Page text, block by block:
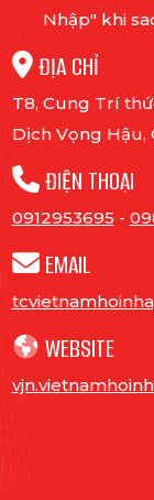
Nhập" khi
ĐỊA CHỈ
T8, Cung Trí
Dịch Vọng Hậu,
ĐIỆN THOẠI
0912953695 -
EMAIL
WEBSITE